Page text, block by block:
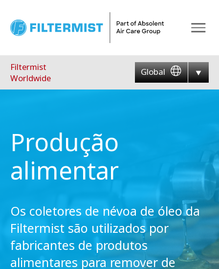
Filtermist
Worldwide
Global
Produção
alimentar
Os coletores de névoa de óleo da
Filtermist são utilizados por
fabricantes de produtos
alimentares para remover de